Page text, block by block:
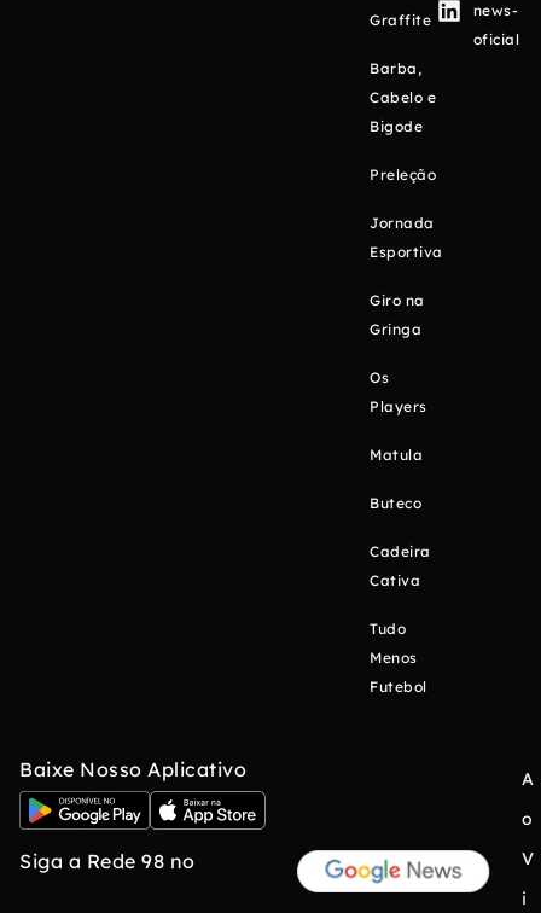
Graffite
Barba,
Cabelo e
Bigode
Preleção
Jornada
Esportiva
Giro na
Gringa
Os
Players
Matula
Buteco
Cadeira
Cativa
Tudo
Menos
Futebol
news-
oficial
Baixe Nosso Aplicativo
Siga a Rede 98 no
A
o
V
i